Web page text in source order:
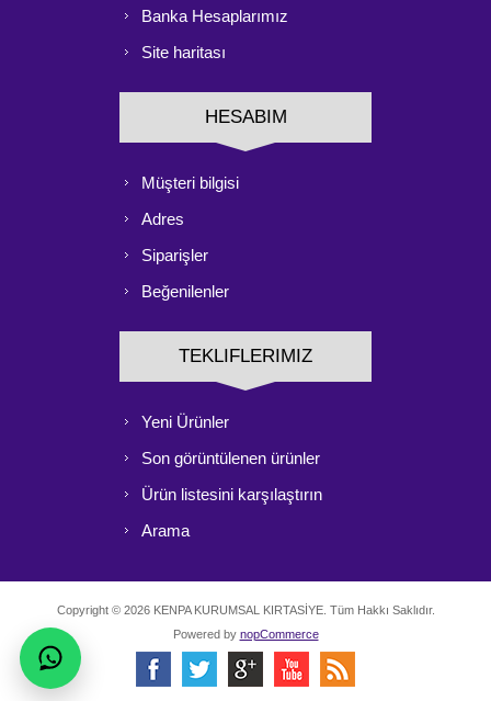
Banka Hesaplarımız
Site haritası
HESABIM
Müşteri bilgisi
Adres
Siparişler
Beğenilenler
TEKLIFLERIMIZ
Yeni Ürünler
Son görüntülenen ürünler
Ürün listesini karşılaştırın
Arama
Copyright © 2026 KENPA KURUMSAL KIRTASİYE. Tüm Hakkı Saklıdır.
Powered by nopCommerce